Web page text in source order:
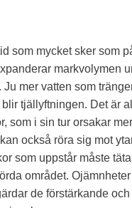
som mycket sker som
markvolymen
mer vatten som
tjällyftningen. Det är
som i sin tur orsakar
också röra sig mot
som uppstår måste
området.
de förstärkande